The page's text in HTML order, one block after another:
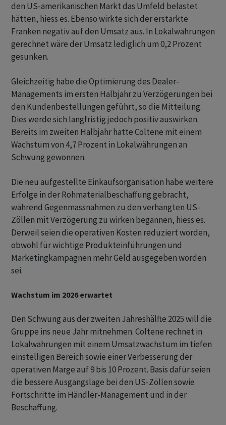
den US-amerikanischen Markt das Umfeld belastet
hätten, hiess es. Ebenso wirkte sich der erstarkte
Franken negativ auf den Umsatz aus. In Lokalwährungen
gerechnet wäre der Umsatz lediglich um 0,2 Prozent
gesunken.
Gleichzeitig habe die Optimierung des Dealer-
Managements im ersten Halbjahr zu Verzögerungen bei
den Kundenbestellungen geführt, so die Mitteilung.
Dies werde sich langfristig jedoch positiv auswirken.
Bereits im zweiten Halbjahr hatte Coltene mit einem
Wachstum von 4,7 Prozent in Lokalwährungen an
Schwung gewonnen.
Die neu aufgestellte Einkaufsorganisation habe weitere
Erfolge in der Rohmaterialbeschaffung gebracht,
während Gegenmassnahmen zu den verhängten US-
Zöllen mit Verzögerung zu wirken begannen, hiess es.
Derweil seien die operativen Kosten reduziert worden,
obwohl für wichtige Produkteinführungen und
Marketingkampagnen mehr Geld ausgegeben worden
sei.
Wachstum im 2026 erwartet
Den Schwung aus der zweiten Jahreshälfte 2025 will die
Gruppe ins neue Jahr mitnehmen. Coltene rechnet in
Lokalwährungen mit einem Umsatzwachstum im tiefen
einstelligen Bereich sowie einer Verbesserung der
operativen Marge auf 9 bis 10 Prozent. Basis dafür seien
die bessere Ausgangslage bei den US-Zöllen sowie
Fortschritte im Händler-Management und in der
Beschaffung.